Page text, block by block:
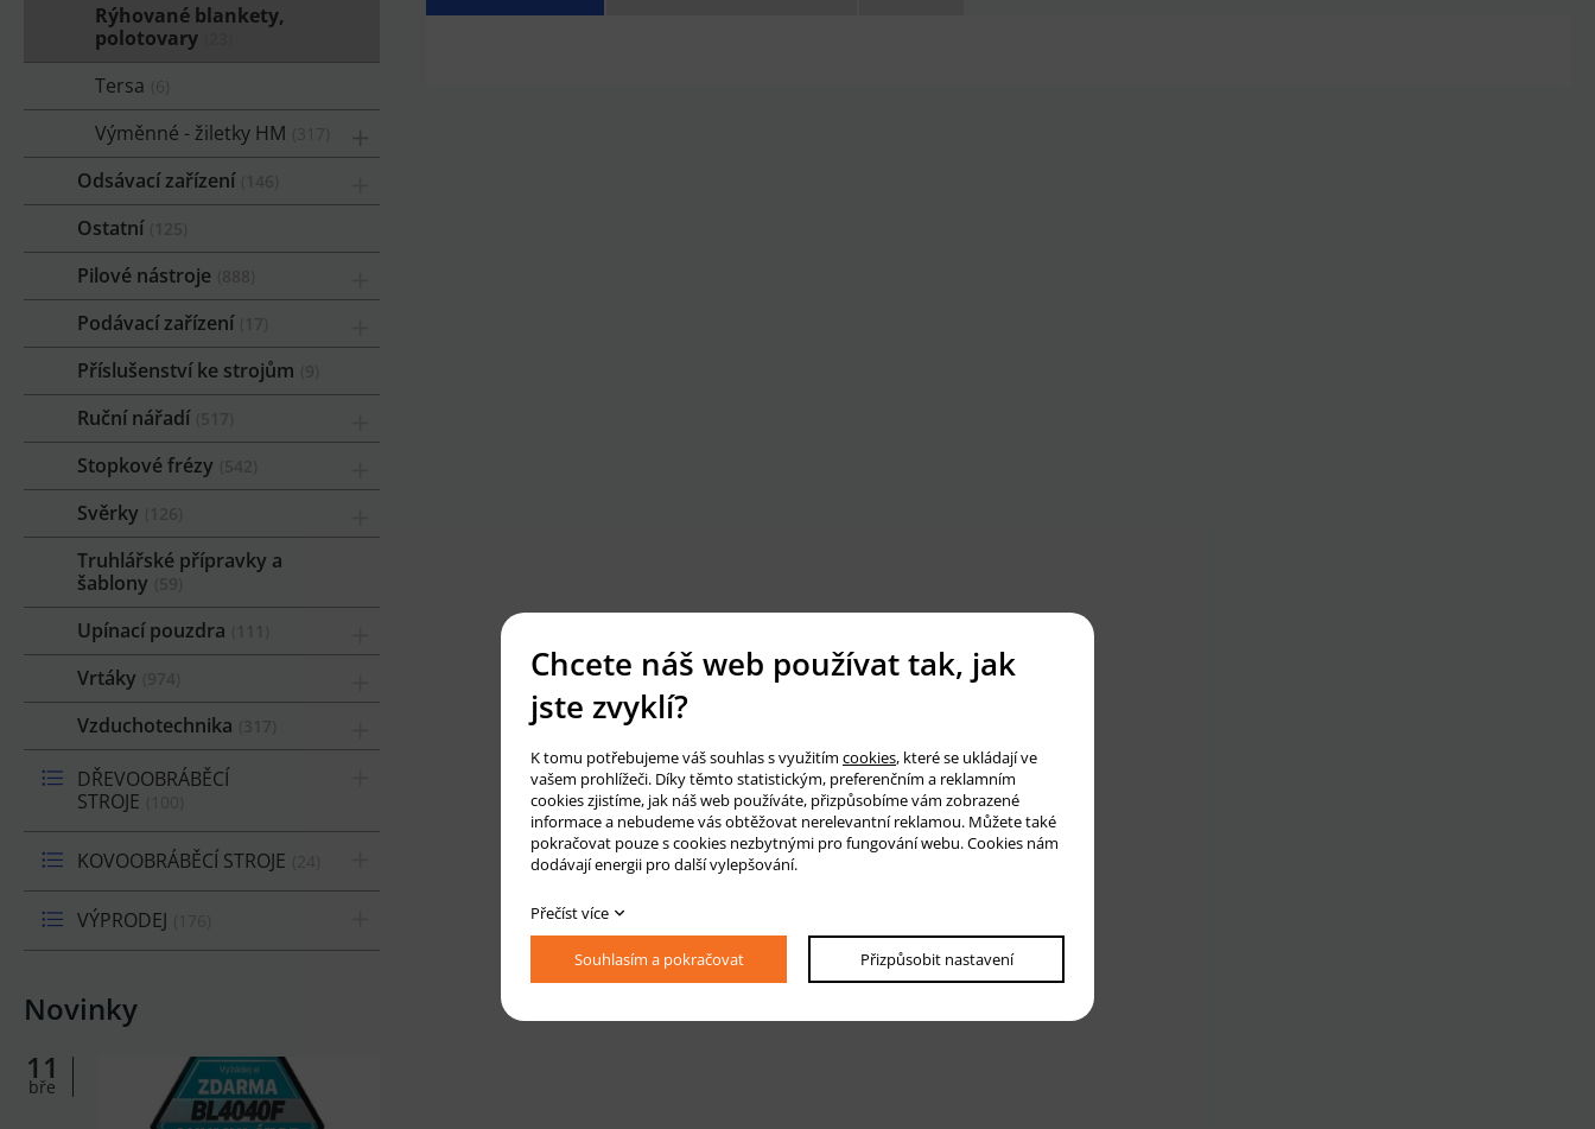
Rýhované blankety,
polotovary
Tersa
Výměnné - žiletky HM
Odsávací zařízení
Ostatní
Pilové nástroje
Podávací zařízení
Příslušenství ke strojům
Ruční nářadí
Stopkové frézy
Svěrky
Truhlářské přípravky a
šablony
Upínací pouzdra
Vrtáky
Vzduchotechnika
DŘEVOOBRÁBĚCÍ
STROJE
KOVOOBRÁBĚCÍ STROJE
VÝPRODEJ
Novinky
11
bře
Chcete náš web používat tak, jak
jste zvyklí?
K tomu potřebujeme váš souhlas s využitím cookies, které se ukládají ve
vašem prohlížeči. Díky těmto statistickým, preferenčním a reklamním
cookies zjistíme, jak náš web používáte, přizpůsobíme vám zobrazené
informace a nebudeme vás obtěžovat nerelevantní reklamou. Můžete také
pokračovat pouze s cookies nezbytnými pro fungování webu. Cookies nám
dodávají energii pro další vylepšování.
Přečíst více
Souhlasím a pokračovat Přizpůsobit nastavení